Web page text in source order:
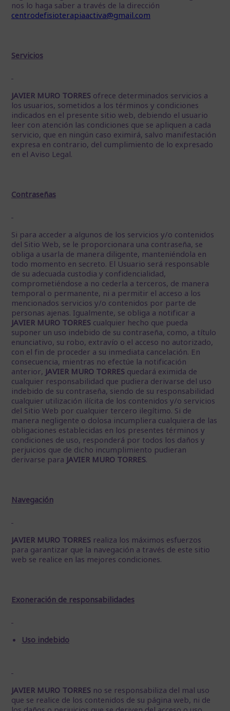
nos lo haga saber a través de la dirección
centrodefisioterapiaactiva@gmail.com
Servicios
JAVIER MURO TORRES ofrece determinados servicios a
los usuarios, sometidos a los términos y condiciones
indicados en el presente sitio web, debiendo el usuario
leer con atención las condiciones que se apliquen a cada
servicio, que en ningún caso eximirá, salvo manifestación
expresa en contrario, del cumplimiento de lo expresado
en el Aviso Legal.
Contraseñas
Si para acceder a algunos de los servicios y/o contenidos
del Sitio Web, se le proporcionara una contraseña, se
obliga a usarla de manera diligente, manteniéndola en
todo momento en secreto. El Usuario será responsable
de su adecuada custodia y confidencialidad,
comprometiéndose a no cederla a terceros, de manera
temporal o permanente, ni a permitir el acceso a los
mencionados servicios y/o contenidos por parte de
personas ajenas. Igualmente, se obliga a notificar a
JAVIER MURO TORRES cualquier hecho que pueda
suponer un uso indebido de su contraseña, como, a título
enunciativo, su robo, extravío o el acceso no autorizado,
con el fin de proceder a su inmediata cancelación. En
consecuencia, mientras no efectúe la notificación
anterior, JAVIER MURO TORRES quedará eximida de
cualquier responsabilidad que pudiera derivarse del uso
indebido de su contraseña, siendo de su responsabilidad
cualquier utilización ilícita de los contenidos y/o servicios
del Sitio Web por cualquier tercero ilegítimo. Si de
manera negligente o dolosa incumpliera cualquiera de las
obligaciones establecidas en los presentes términos y
condiciones de uso, responderá por todos los daños y
perjuicios que de dicho incumplimiento pudieran
derivarse para JAVIER MURO TORRES.
Navegación
JAVIER MURO TORRES realiza los máximos esfuerzos
para garantizar que la navegación a través de este sitio
web se realice en las mejores condiciones.
Exoneración de responsabilidades
Uso indebido
JAVIER MURO TORRES no se responsabiliza del mal uso
que se realice de los contenidos de su página web, ni de